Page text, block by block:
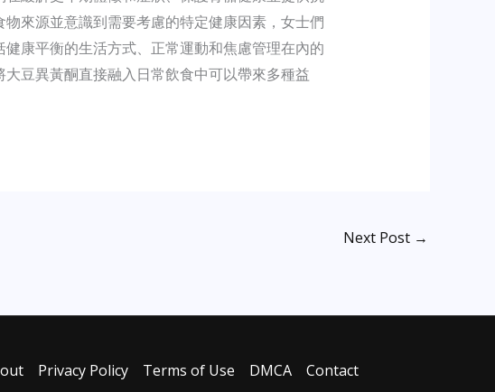
來源並意識到需要考慮的特定健康因素，女士們
康平衡的生活方式、正常運動和焦慮管理在內的
豆異黃酮直接融入日常飲食中可以帶來多種益
Next Post →
Privacy Policy Terms of Use DMCA Contact